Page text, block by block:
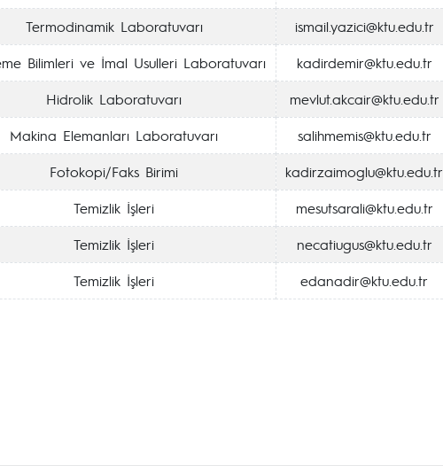
Termodinamik Laboratuvarı ismail.yazici@ktu.edu.tr
Bilimleri ve İmal Usulleri Laboratuvarı kadirdemir@ktu.edu.tr
Hidrolik Laboratuvarı mevlut.akcair@ktu.edu.tr
Makina Elemanları Laboratuvarı salihmemis@ktu.edu.tr
Fotokopi/Faks Birimi kadirzaimoglu@ktu.edu.tr
Temizlik İşleri mesutsarali@ktu.edu.tr
Temizlik İşleri necatiugus@ktu.edu.tr
Temizlik İşleri edanadir@ktu.edu.tr